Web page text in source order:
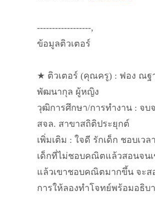
------------------,
ข้อมูลติวเตอร์
★ ติวเตอร์ (คุณครู) : ฟอง ณฐ
พัฒนากุล ผู้หญิง
วุฒิการศึกษา/การทำงาน : จบ
สจล. สาขาสถิติประยุกต์
เพิ่มเติม : ใจดี รักเด็ก ชอบเวล
เด็กที่ไม่ชอบคณิตแล้วสอนจนเ
แล้วเขาชอบคณิตมากขึ้น จะส
การให้ลองทำโจทย์พร้อมอธิบ